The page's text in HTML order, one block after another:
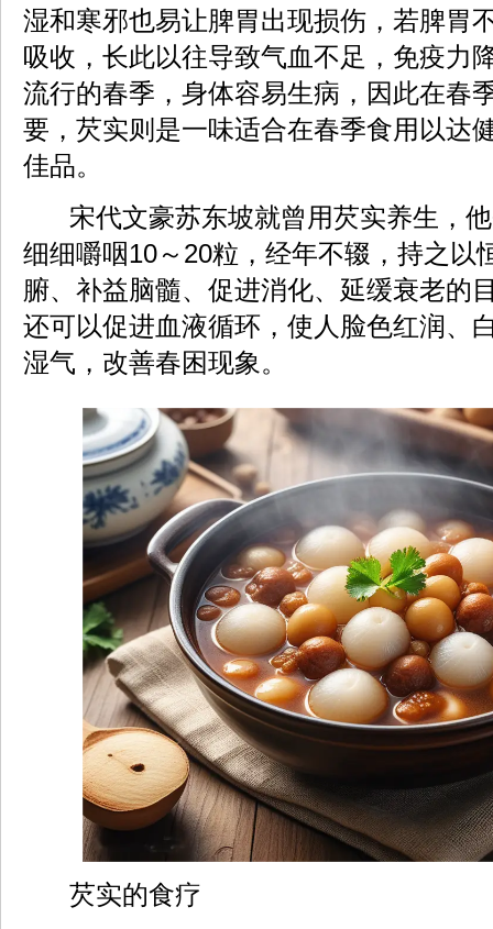
湿和寒邪也易让脾胃出现损伤，若脾胃
吸收，长此以往导致气血不足，免疫力
流行的春季，身体容易生病，因此在春
要，芡实则是一味适合在春季食用以达
佳品。
宋代文豪苏东坡就曾用芡实养生，
细细嚼咽10～20粒，经年不辍，持之以
腑、补益脑髓、促进消化、延缓衰老的
还可以促进血液循环，使人脸色红润、
湿气，改善春困现象。
芡实的食疗